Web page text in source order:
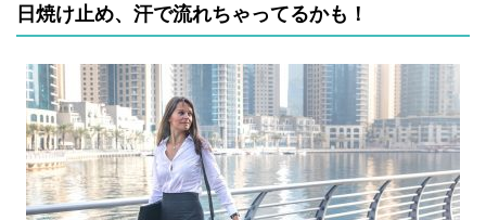
日焼け止め、汗で流れちゃってるかも！